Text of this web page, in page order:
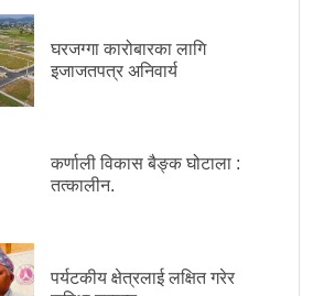
घरजग्गा कारोबारका लागि
इजाजतपत्र अनिवार्य
कर्णाली विकास बैङ्क घोटाला :
तत्कालीन.
पर्यटकीय क्षेत्रलाई लक्षित गरेर